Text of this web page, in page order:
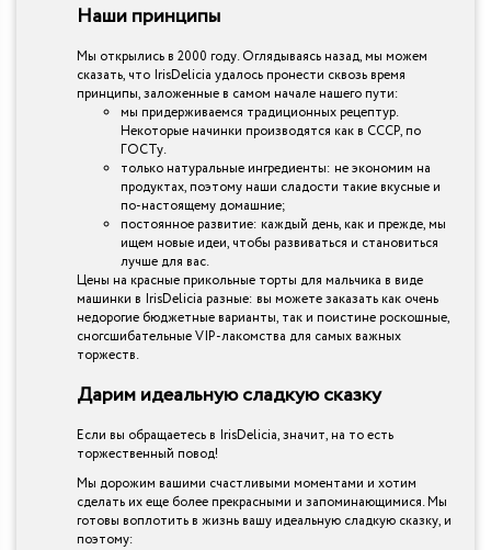
Наши принципы
Мы открылись в 2000 году. Оглядываясь назад, мы можем
сказать, что IrisDelicia удалось пронести сквозь время
принципы, заложенные в самом начале нашего пути:
мы придерживаемся традиционных рецептур.
Некоторые начинки производятся как в СССР, по
ГОСТу.
только натуральные ингредиенты: не экономим на
продуктах, поэтому наши сладости такие вкусные и
по-настоящему домашние;
постоянное развитие: каждый день, как и прежде, мы
ищем новые идеи, чтобы развиваться и становиться
лучше для вас.
Цены на красные прикольные торты для мальчика в виде
машинки в IrisDelicia разные: вы можете заказать как очень
недорогие бюджетные варианты, так и поистине роскошные,
сногсшибательные VIP-лакомства для самых важных
торжеств.
Дарим идеальную сладкую сказку
Если вы обращаетесь в IrisDelicia, значит, на то есть
торжественный повод!
Мы дорожим вашими счастливыми моментами и хотим
сделать их еще более прекрасными и запоминающимися. Мы
готовы воплотить в жизнь вашу идеальную сладкую сказку, и
поэтому: